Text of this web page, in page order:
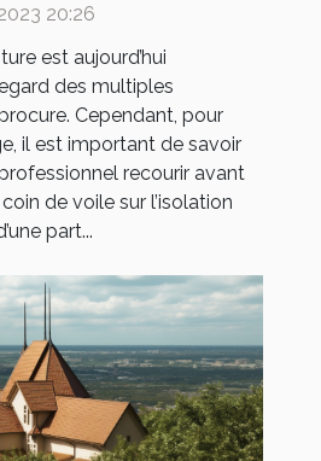
20:26
est aujourd’hui
des multiples
Cependant, pour
il est important de savoir
recourir avant
de voile sur l’isolation
part...